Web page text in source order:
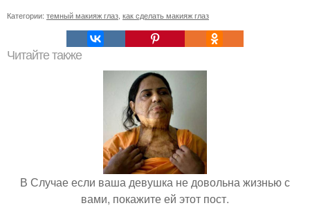
Категории: темный макияж глаз как сделать макияж глаз
Читайте также
В Случае если ваша девушка не довольна жизнью с
вами, покажите ей этот пост.